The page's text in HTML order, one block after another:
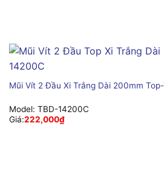
Mũi Vít 2 Đầu Xi Trắng Dài 200mm
Model: TBD-14200C
Giá:222,000₫